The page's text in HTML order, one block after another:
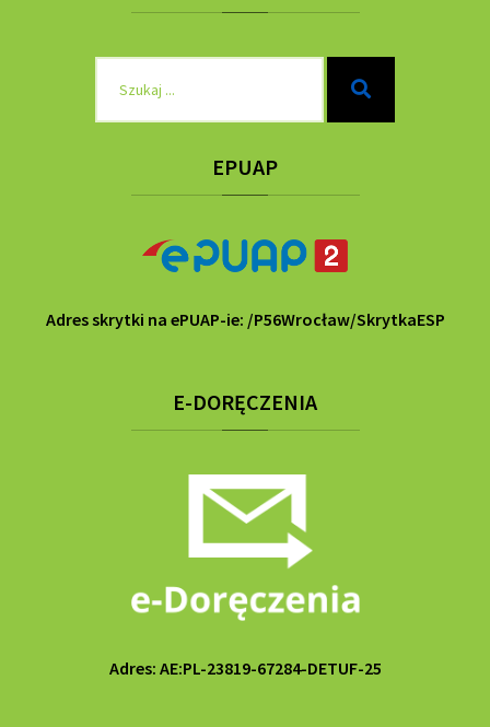
EPUAP
Adres skrytki na ePUAP-ie: /P56Wrocław/SkrytkaESP
E-DORĘCZENIA
Adres: AE:PL-23819-67284-DETUF-25